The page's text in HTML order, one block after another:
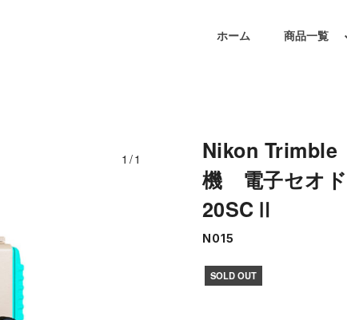
ホーム 商品一覧
1/1
Nikon
機 電子セオ
20SCⅡ
N015
SOLD OUT